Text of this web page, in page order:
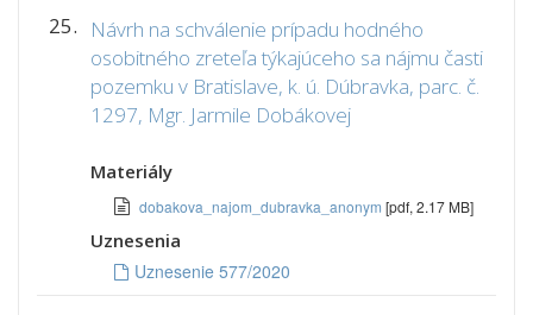
25.
Návrh na schválenie prípadu hodného
osobitného zreteľa týkajúceho sa nájmu časti
pozemku v Bratislave, k. ú. Dúbravka, parc. č.
1297, Mgr. Jarmile Dobákovej
Materiály
dobakova_najom_dubravka_anonym [pdf, 2.17 MB]
Uznesenia
Uznesenie 577/2020